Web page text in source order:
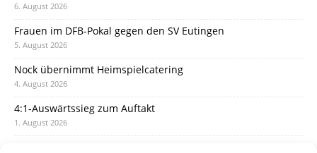
6. August 2026
Frauen im DFB-Pokal gegen den SV Eutingen
5. August 2026
Nock übernimmt Heimspielcatering
4. August 2026
4:1-Auswärtssieg zum Auftakt
1. August 2026